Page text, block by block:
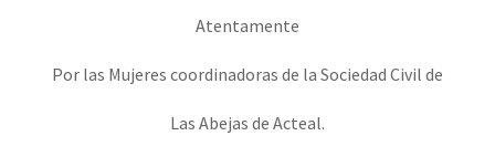
Atentamente
Por las Mujeres coordinadoras de la Sociedad Civil de
Las Abejas de Acteal.